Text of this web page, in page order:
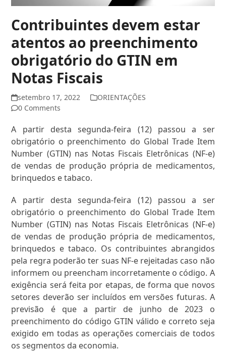
Contribuintes devem estar
atentos ao preenchimento
obrigatório do GTIN em
Notas Fiscais
setembro 17, 2022
ORIENTAÇÕES
0 Comments
A partir desta segunda-feira (12) passou a ser
obrigatório o preenchimento do Global Trade Item
Number (GTIN) nas Notas Fiscais Eletrônicas (NF-e)
de vendas de produção própria de medicamentos,
brinquedos e tabaco.
A partir desta segunda-feira (12) passou a ser
obrigatório o preenchimento do Global Trade Item
Number (GTIN) nas Notas Fiscais Eletrônicas (NF-e)
de vendas de produção própria de medicamentos,
brinquedos e tabaco. Os contribuintes abrangidos
pela regra poderão ter suas NF-e rejeitadas caso não
informem ou preencham incorretamente o código. A
exigência será feita por etapas, de forma que novos
setores deverão ser incluídos em versões futuras. A
previsão é que a partir de junho de 2023 o
preenchimento do código GTIN válido e correto seja
exigido em todas as operações comerciais de todos
os segmentos da economia.